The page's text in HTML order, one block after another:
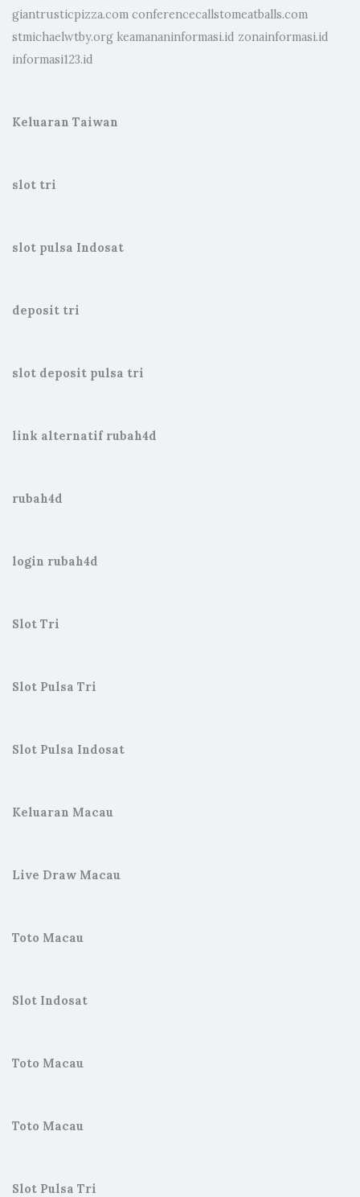
giantrusticpizza.com conferencecallstomeatballs.com
stmichaelwtby.org keamananinformasi.id zonainformasi.id
informasi123.id
Keluaran Taiwan
slot tri
slot pulsa Indosat
deposit tri
slot deposit pulsa tri
link alternatif rubah4d
rubah4d
login rubah4d
Slot Tri
Slot Pulsa Tri
Slot Pulsa Indosat
Keluaran Macau
Live Draw Macau
Toto Macau
Slot Indosat
Toto Macau
Toto Macau
Slot Pulsa Tri